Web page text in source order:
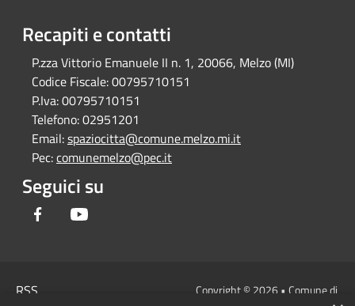
Recapiti e contatti
P.zza Vittorio Emanuele II n. 1, 20066, Melzo (MI)
Codice Fiscale:00795710151
P.Iva:00795710151
Telefono:02951201
Email:spaziocitta@comune.melzo.mi.it
Pec:comunemelzo@pec.it
Seguici su
Facebook
RSS
Copyright © 2026 • Comune di